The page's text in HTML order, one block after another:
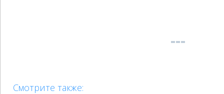
Смотрите также: